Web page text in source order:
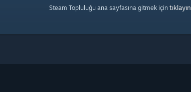
Steam Topluluğu ana sayfasına gitmek için tıklayın